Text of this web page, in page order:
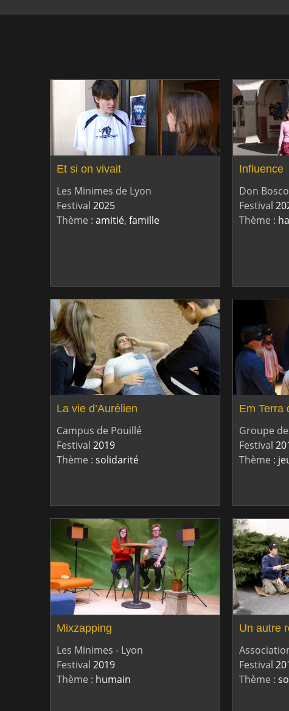
Et si on vivait
Les Minimes de Lyon
Festival 2025
Thème : amitié, famille
Influence
Don
Festival
Thème :
La vie d’Aurélien
Campus de Pouillé
Festival 2019
Thème : solidarité
Em Terra
Groupe
Festival
Thème :
Mixzapping
Les Minimes - Lyon
Festival 2019
Thème : humain
Un autre
Festival
Thème :